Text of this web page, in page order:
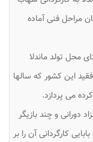
مراحل فنی آماده
محل تولد ماندلا
این کشور که سالها
می پردازد.
دورانی و چند بازیگر
کارگردانی آن را بر